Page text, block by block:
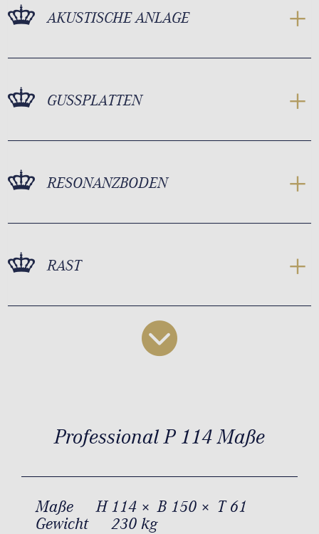
AKUSTISCHE ANLAGE
GUSSPLATTEN
RESONANZBODEN
RAST
Professional P 114 Maße
Maße
H 114 × B 150 × T 61
Gewicht
230 kg